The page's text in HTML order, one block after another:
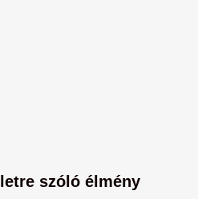
szóló élmény